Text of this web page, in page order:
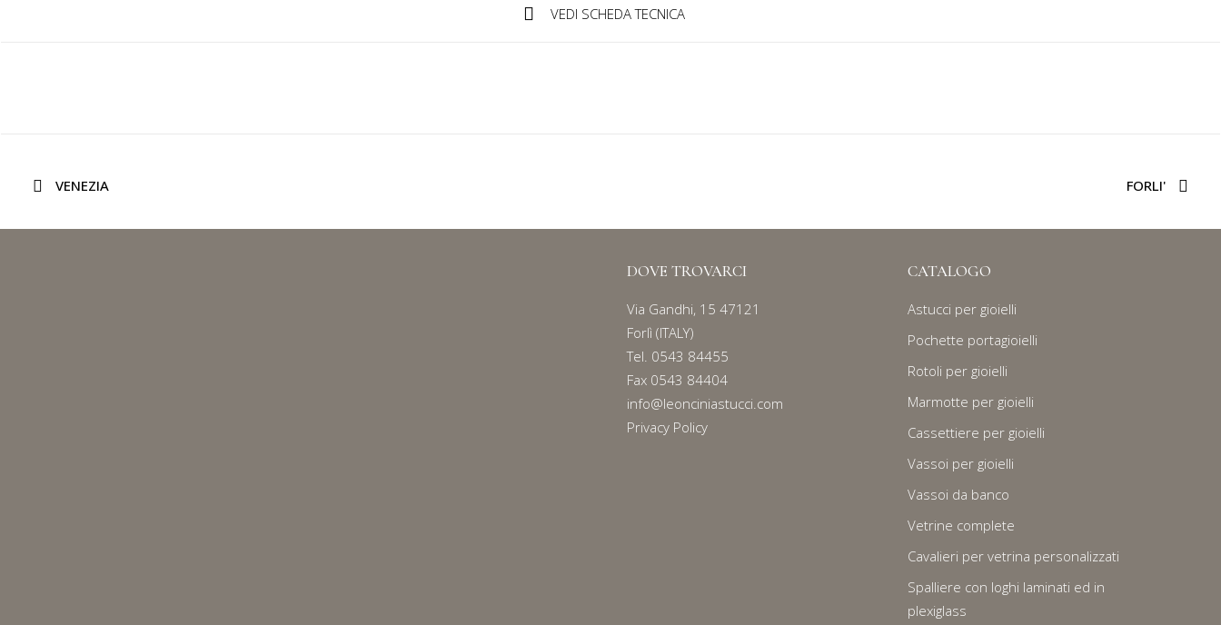
VEDI SCHEDA TECNICA
VENEZIA FORLI'
DOVE TROVARCI
Via Gandhi, 15 47121
Forlì (ITALY)
Tel. 0543 84455
Fax 0543 84404
info@leonciniastucci.com
Privacy Policy
CATALOGO
Astucci per gioielli
Pochette portagioielli
Rotoli per gioielli
Marmotte per gioielli
Cassettiere per gioielli
Vassoi per gioielli
Vassoi da banco
Vetrine complete
Cavalieri per vetrina personalizzati
Spalliere con loghi laminati ed in
plexiglass